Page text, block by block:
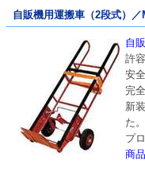
自販機用運搬車（2段式）
自
許
安
完
新
た。
プ
商